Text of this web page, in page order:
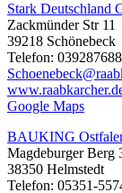
Stark Deutschland
Zackmünder Str 11
39218 Schönebeck
Telefon:
Google Maps
BAUKING
Magdeburger Berg
38350 Helmstedt
Telefon: 05351-